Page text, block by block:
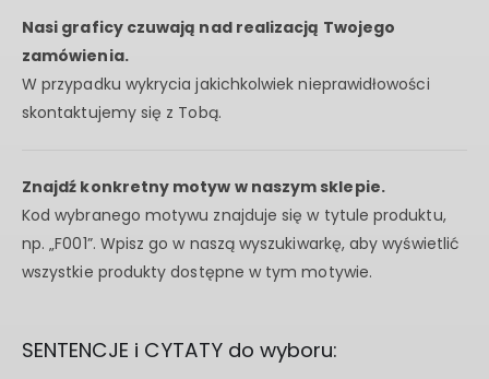
Nasi graficy czuwają nad realizacją Twojego
zamówienia.
W przypadku wykrycia jakichkolwiek nieprawidłowości
skontaktujemy się z Tobą.
Znajdź konkretny motyw w naszym sklepie.
Kod wybranego motywu znajduje się w tytule produktu,
np. „F001”. Wpisz go w naszą wyszukiwarkę, aby wyświetlić
wszystkie produkty dostępne w tym motywie.
SENTENCJE i CYTATY do wyboru: